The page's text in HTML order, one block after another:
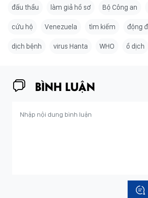
đấu thầu làm giả hồ sơ Bộ Công an
cứu hộ Venezuela tìm kiếm động
dịch bệnh virus Hanta WHO ổ dịch
BÌNH LUẬN